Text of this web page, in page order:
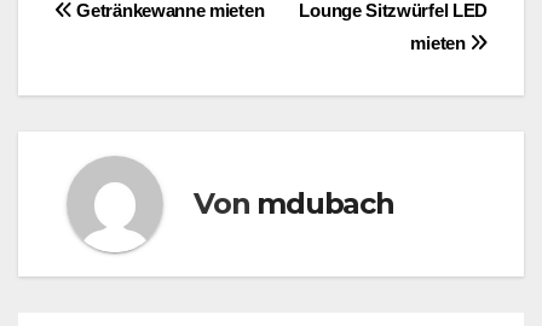
Beitragsnavigation
Lounge Sitzwürfel LED
mieten
Getränkewanne mieten
Von mdubach